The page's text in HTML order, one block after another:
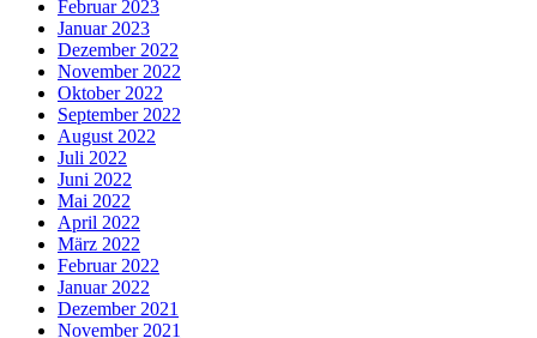
Februar 2023
Januar 2023
Dezember 2022
November 2022
Oktober 2022
September 2022
August 2022
Juli 2022
Juni 2022
Mai 2022
April 2022
März 2022
Februar 2022
Januar 2022
Dezember 2021
November 2021